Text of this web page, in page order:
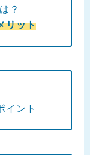
？
リット
イント